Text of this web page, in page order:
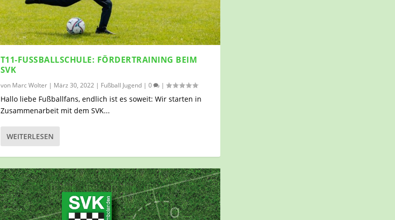
T11-FUSSBALLSCHULE: FÖRDERTRAINING BEIM S
VK
von Marc Wolter| März 30, 2022| Fußball Jugend| 0 |
Hallo liebe Fußballfans, endlich ist es soweit: Wir starten in
Zusammenarbeit mit dem SVK...
WEITERLESEN